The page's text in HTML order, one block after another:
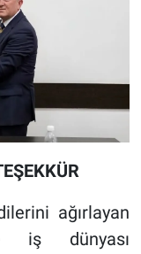
ağırlayan
iş dünyası